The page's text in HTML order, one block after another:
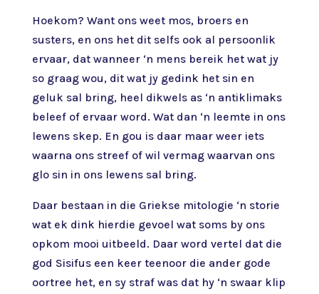
Hoekom? Want ons weet mos, broers en
susters, en ons het dit selfs ook al persoonlik
ervaar, dat wanneer ‘n mens bereik het wat jy
so graag wou, dit wat jy gedink het sin en
geluk sal bring, heel dikwels as ‘n antiklimaks
beleef of ervaar word. Wat dan ‘n leemte in ons
lewens skep. En gou is daar maar weer iets
waarna ons streef of wil vermag waarvan ons
glo sin in ons lewens sal bring.
Daar bestaan in die Griekse mitologie ‘n storie
wat ek dink hierdie gevoel wat soms by ons
opkom mooi uitbeeld. Daar word vertel dat die
god Sisifus een keer teenoor die ander gode
oortree het, en sy straf was dat hy ‘n swaar klip